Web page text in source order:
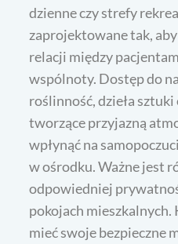
dzienne czy strefy
zaprojektowane tak,
relacji między
wspólnoty. Dostęp do
roślinność, dzieła
tworzące przyjazną
wpłynąć na
w ośrodku. Ważne jest
odpowiedniej
pokojach
mieć swoje bezpieczne